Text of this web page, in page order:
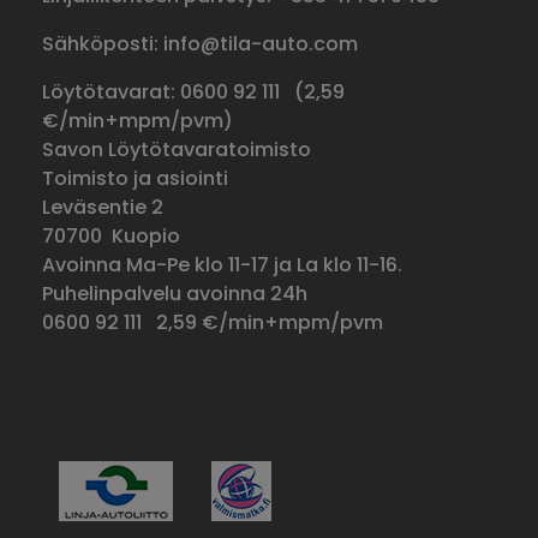
Sähköposti: info@tila-auto.com
Löytötavarat: 0600 92 111 (2,59
€/min+mpm/pvm)
Savon Löytötavaratoimisto
Toimisto ja asiointi
Leväsentie 2
70700 Kuopio
Avoinna Ma-Pe klo 11-17 ja La klo 11-16.
Puhelinpalvelu avoinna 24h
0600 92 111
2,59 €/min+mpm/pvm